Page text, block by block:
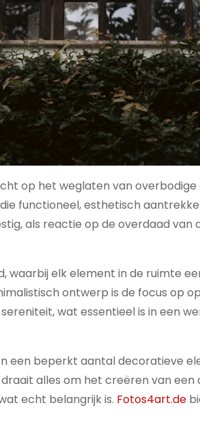
op het weglaten van
functioneel, esthetisch
als reactie op de overdaad van
waarbij elk element in de ruimte
ontwerp is de focus op
wat essentieel is in een
een beperkt aantal decoratieve
alles om het creëren van
echt belangrijk is. Fotos4art.de